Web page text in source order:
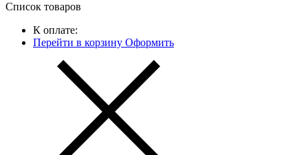
Список товаров
К оплате:
Перейти в корзину Оформить